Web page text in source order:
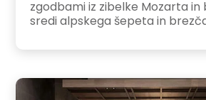
zgodbami iz zibelke Mozarta in
sredi alpskega šepeta in